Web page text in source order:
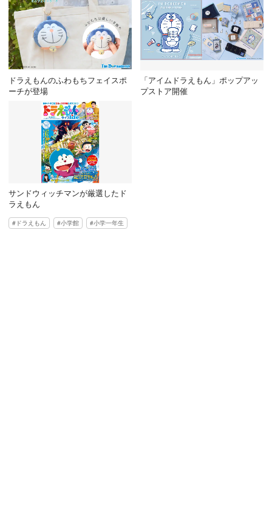
ドラえもんのふわもちフェイスポ
ーチが登場
「アイムドラえもん」ポップアッ
プストア開催
サンドウィッチマンが厳選したド
ラえもん
ドラえもん 小学館 小学一年生